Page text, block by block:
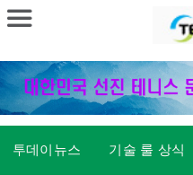
투데이뉴스 기술 룰 상식